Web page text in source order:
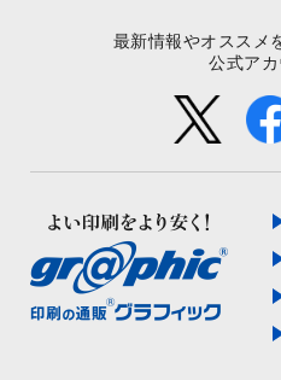
最新情報やオススメ
公式アカ